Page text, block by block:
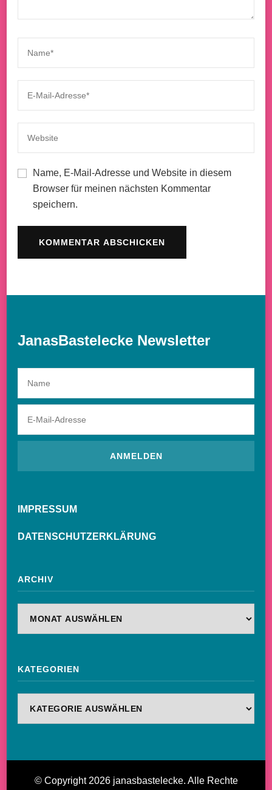
Name, E-Mail-Adresse und Website in diesem
Browser für meinen nächsten Kommentar
speichern.
JanasBastelecke Newsletter
IMPRESSUM
DATENSCHUTZERKLÄRUNG
ARCHIV
KATEGORIEN
© Copyright 2026 janasbastelecke. Alle Rechte